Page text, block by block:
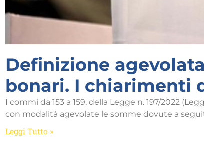
Definizione
bonari. I chiarimenti
I commi da 153 a 159, della Legge n. 197/2022
con modalità agevolate le somme dovute a
Leggi Tutto »